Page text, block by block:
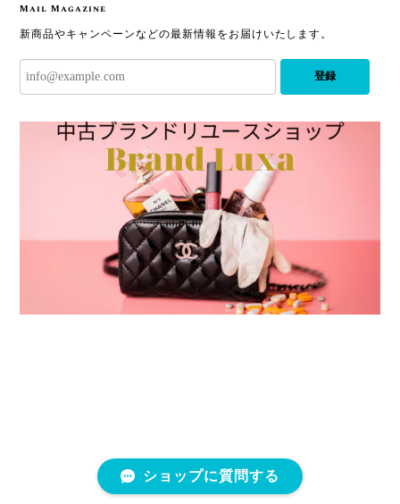
Mail Magazine
新商品やキャンペーンなどの最新情報をお届けいたします。
登録
ショップに質問する